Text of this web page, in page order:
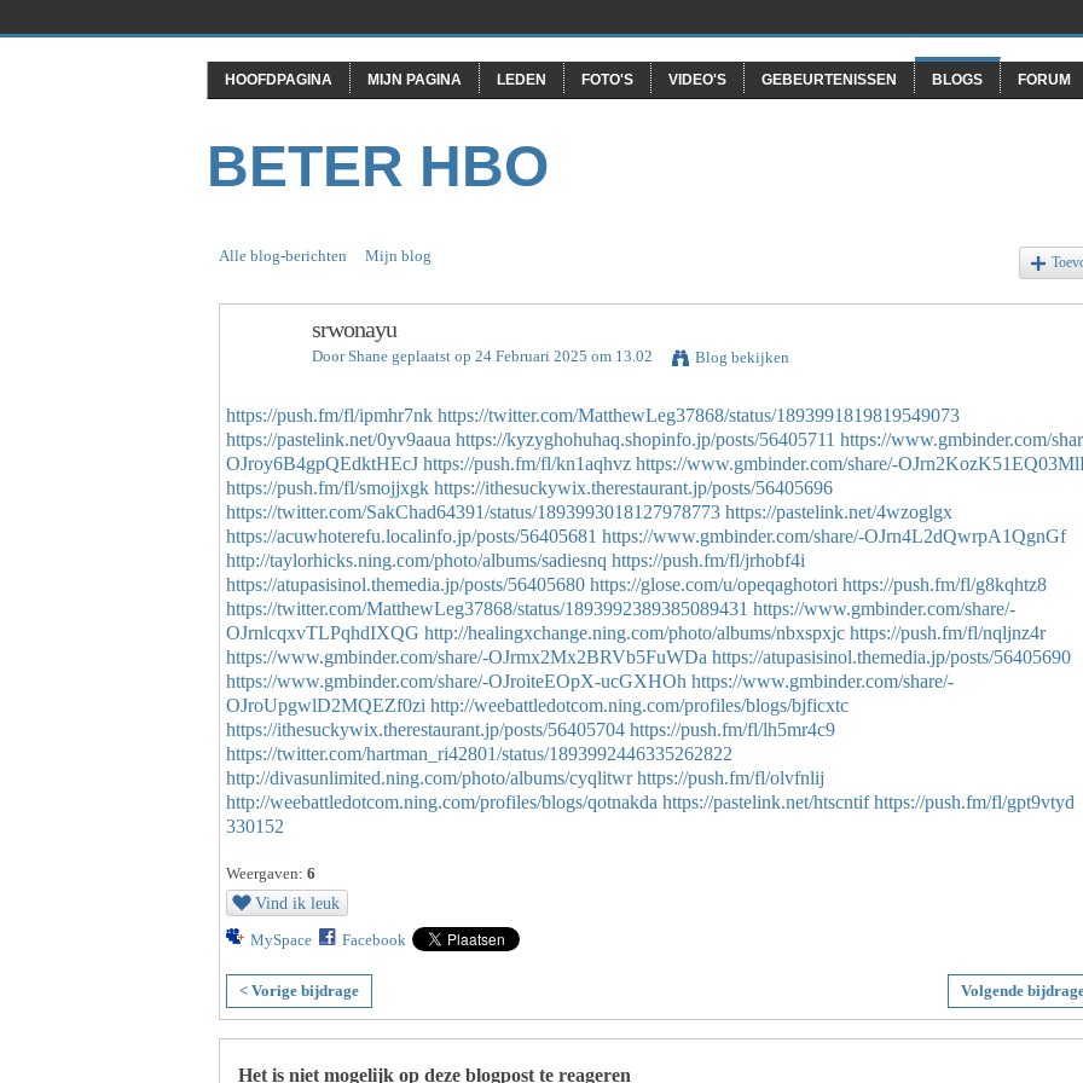
HOOFDPAGINA MIJN PAGINA LEDEN FOTO'S VIDEO'S GEBEURTENISSEN BLOGS FORUM
BETER HBO
Alle blog-berichten Mijn blog
srwonayu
DoorShane geplaatst op 24 Februari 2025 om 13.02 Blog bekijken
https://push.fm/fl/ipmhr7nk https://twitter.com/MatthewLeg37868/status/1893991819819549073
https://pastelink.net/0yv9aaua https://kyzyghohuhaq.shopinfo.jp/posts/56405711 https://www.gmbinder.com/
OJroy6B4gpQEdktHEcJ https://push.fm/fl/kn1aqhvz https://www.gmbinder.com/share/-
https://push.fm/fl/smojjxgk https://ithesuckywix.therestaurant.jp/posts/56405696
https://twitter.com/SakChad64391/status/1893993018127978773 https://pastelink.net/4wzoglgx
https://acuwhoterefu.localinfo.jp/posts/56405681 https://www.gmbinder.com/share/-OJrn4L2dQwrpA1QgnGf
http://taylorhicks.ning.com/photo/albums/sadiesnq https://push.fm/fl/jrhobf4i
https://atupasisinol.themedia.jp/posts/56405680 https://glose.com/u/opeqaghotori https://push.fm/fl/g8kqhtz8
https://twitter.com/MatthewLeg37868/status/1893992389385089431 https://www.gmbinder.com/share/-
OJrnlcqxvTLPqhdIXQG http://healingxchange.ning.com/photo/albums/nbxspxjc https://push.fm/fl/nqljnz4r
https://www.gmbinder.com/share/-OJrmx2Mx2BRVb5FuWDa https://atupasisinol.themedia.jp/posts/56405690
https://www.gmbinder.com/share/-OJroiteEOpX-ucGXHOh https://www.gmbinder.com/share/-
OJroUpgwlD2MQEZf0zi http://weebattledotcom.ning.com/profiles/blogs/bjficxtc
https://ithesuckywix.therestaurant.jp/posts/56405704 https://push.fm/fl/lh5mr4c9
https://twitter.com/hartman_ri42801/status/1893992446335262822
http://divasunlimited.ning.com/photo/albums/cyqlitwr https://push.fm/fl/olvfnlij
http://weebattledotcom.ning.com/profiles/blogs/qotnakda https://pastelink.net/htscntif https://push.fm/fl/gpt9vtyd
330152
Weergaven: 6
Vind ik leuk
MySpace Facebook
< Vorige bijdrage Volgende
Het is niet mogelijk op deze blogpost te reageren